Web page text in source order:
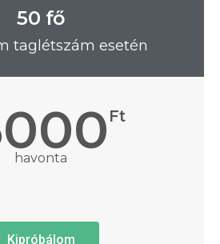
50 fő
taglétszám esetén
Ft
havonta
Kipróbálom